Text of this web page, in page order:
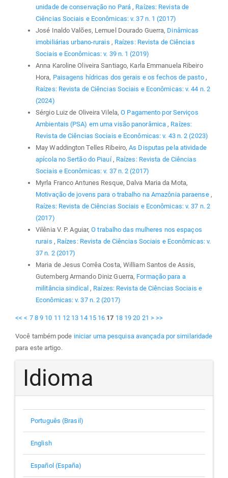
unidade de conservação no Pará, Raízes: Revista de
Ciências Sociais e Econômicas: v. 37 n. 1 (2017)
José Inaldo Valões, Lemuel Dourado Guerra, Dinâmicas
imobiliárias urbano-rurais , Raízes: Revista de Ciências
Sociais e Econômicas: v. 39 n. 1 (2019)
Anna Karoline Oliveira Santiago, Karla Emmanuela Ribeiro
Hora, Paisagens hídricas dos gerais e os fechos de pasto ,
Raízes: Revista de Ciências Sociais e Econômicas: v. 44 n. 2
(2024)
Sérgio Luiz de Oliveira Vilela,O Pagamento por Serviços
Ambientais (PSA) em uma visão panorâmica, Raízes:
Revista de Ciências Sociais e Econômicas: v. 43 n. 2 (2023)
May Waddington Telles Ribeiro,As Disputas pela atividade
apícola no Sertão do Piauí, Raízes: Revista de Ciências
Sociais e Econômicas: v. 37 n. 2 (2017)
Myrla Franco Antunes Resque, Dalva Maria da Mota,
Motivação de jovens para o trabalho na Amazônia paraense ,
Raízes: Revista de Ciências Sociais e Econômicas: v. 37 n. 2
(2017)
Vilênia V. P. Aguiar,O trabalho das mulheres nos espaços
rurais , Raízes: Revista de Ciências Sociais e Econômicas: v.
37 n. 2 (2017)
Maria de Jesus Corrêa Costa, William Santos de Assis,
Gutemberg Armando Diniz Guerra, Formação para a
militância sindical , Raízes: Revista de Ciências Sociais e
Econômicas: v. 37 n. 2 (2017)
<< < 7 8 9 10 11 12 13 14 15 16 17 18 19 20 21 > >>
Você também pode iniciar uma pesquisa avançada por similaridade
para este artigo.
Idioma
Português (Brasil)
English
Español (España)